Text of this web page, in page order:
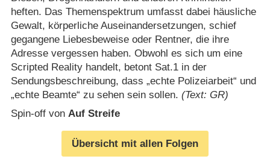
heften. Das Themenspektrum umfasst dabei häusliche
Gewalt, körperliche Auseinandersetzungen, schief
gegangene Liebesbeweise oder Rentner, die ihre
Adresse vergessen haben. Obwohl es sich um eine
Scripted Reality handelt, betont Sat.1 in der
Sendungsbeschreibung, dass „echte Polizeiarbeit“ und
„echte Beamte“ zu sehen sein sollen. (Text: GR)
Spin-off von Auf Streife
Übersicht mit allen Folgen